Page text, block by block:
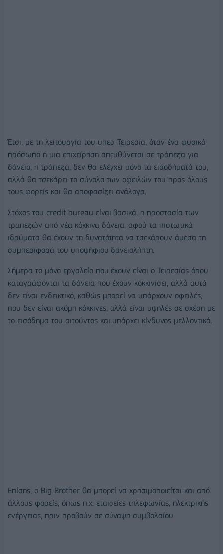
Έτσι, με τη λειτουργία του υπερ-Τειρεσία, όταν ένα φυσικό
πρόσωπο ή μια επιχείρηση απευθύνεται σε τράπεζα για
δάνειο, η τράπεζα, δεν θα ελέγχει μόνο τα εισοδήματά του,
αλλά θα τσεκάρει το σύνολο των οφειλών του προς όλους
τους φορείς και θα αποφασίζει ανάλογα.
Στόχος του credit bureau είναι βασικά, η προστασία των
τραπεζών από νέα κόκκινα δάνεια, αφού τα πιστωτικά
ιδρύματα θα έχουν τη δυνατότητα να τσεκάρουν άμεσα τη
συμπεριφορά του υποψήφιου δανειολήπτη.
Σήμερα το μόνο εργαλείο που έχουν είναι ο Τειρεσίας όπου
καταγράφονται τα δάνεια που έχουν κοκκινίσει, αλλά αυτό
δεν είναι ενδεικτικό, καθώς μπορεί να υπάρχουν οφειλές,
που δεν είναι ακόμη κόκκινες, αλλά είναι υψηλές σε σχέση με
το εισόδημα του αιτούντος και υπάρχει κίνδυνος μελλοντικά.
Επίσης, ο Big Brother θα μπορεί να χρησιμοποιείται και από
άλλους φορείς, όπως π.χ. εταιρείες τηλεφωνίας, ηλεκτρικής
ενέργειας, πριν προβούν σε σύναψη συμβολαίου.